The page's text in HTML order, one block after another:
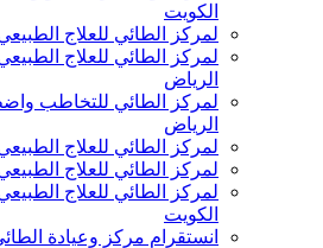
الكويت
لمركز الطائي للعلاج
لمركز الطائي للعلاج
الرياض
لمركز الطائي للتخاطب
الرياض
لمركز الطائي للعلاج
لمركز الطائي للعلاج
لمركز الطائي للعلاج
الكويت
انستقرام مركز وعيادة